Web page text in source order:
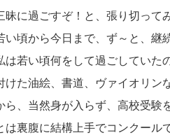
に過ごすぞ！と、張り切って
頃から今日まで、ず～と、継
若い頃何をして過ごしていた
た油絵、書道、ヴァイオリン
ら、当然身が入らず、高校受
は裏腹に結構上手でコンクー